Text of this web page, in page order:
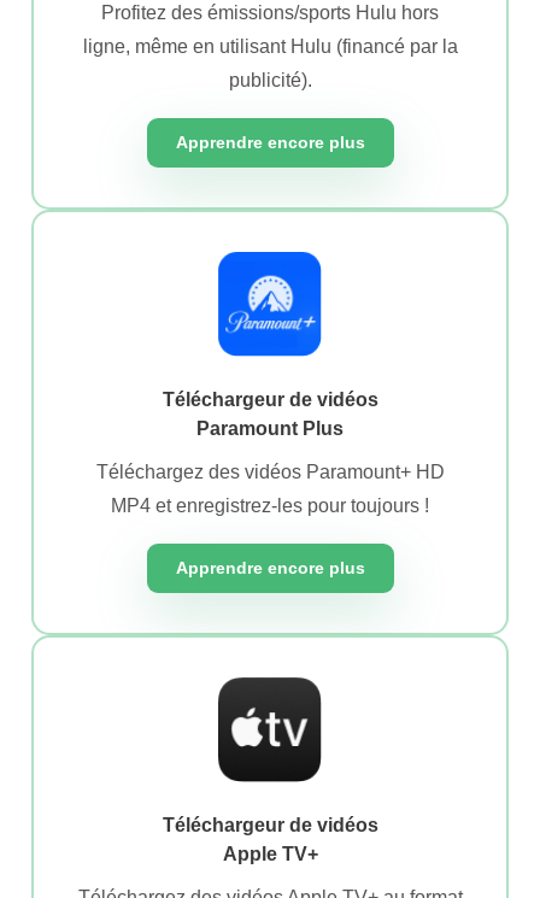
Profitez des émissions/sports Hulu hors
ligne, même en utilisant Hulu (financé par la
publicité).
Apprendre encore plus
Téléchargeur de vidéos
Paramount Plus
Téléchargez des vidéos Paramount+ HD
MP4 et enregistrez-les pour toujours !
Apprendre encore plus
Téléchargeur de vidéos
Apple TV+